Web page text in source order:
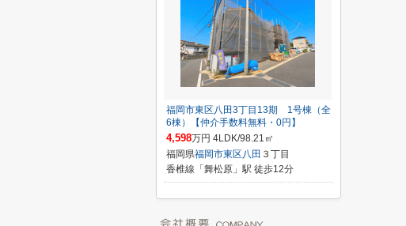
福岡市東区八田3丁目13期 1号棟（全
6棟）【仲介手数料無料・0円】
4,598万円 4LDK/98.21㎡
福岡県福岡市東区八田 ３丁目
香椎線「舞松原」駅 徒歩12分